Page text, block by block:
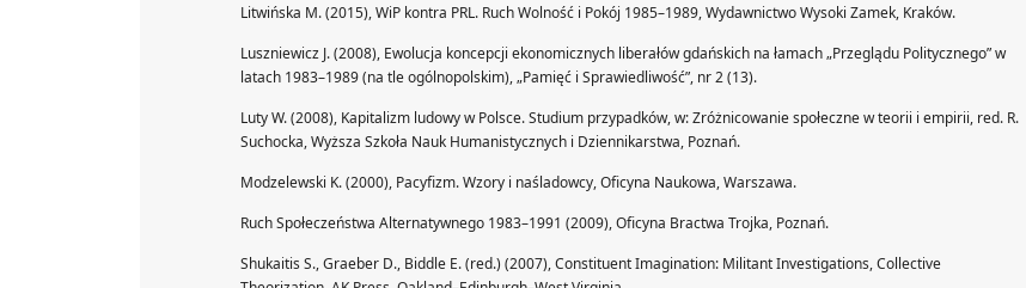
Litwińska M. (2015), WiP kontra PRL. Ruch Wolność i Pokój 1985–1989, Wydawnictwo Wysoki Zamek, Kraków.
Luszniewicz J. (2008), Ewolucja koncepcji ekonomicznych liberałów gdańskich na łamach „Przeglądu Politycznego” w
latach 1983–1989 (na tle ogólnopolskim), „Pamięć i Sprawiedliwość”, nr 2 (13).
Luty W. (2008), Kapitalizm ludowy w Polsce. Studium przypadków, w: Zróżnicowanie społeczne w teorii i empirii, red. R.
Suchocka, Wyższa Szkoła Nauk Humanistycznych i Dziennikarstwa, Poznań.
Modzelewski K. (2000), Pacyfizm. Wzory i naśladowcy, Oficyna Naukowa, Warszawa.
Ruch Społeczeństwa Alternatywnego 1983–1991 (2009), Oficyna Bractwa Trojka, Poznań.
Shukaitis S., Graeber D., Biddle E. (red.) (2007), Constituent Imagination: Militant Investigations, Collective